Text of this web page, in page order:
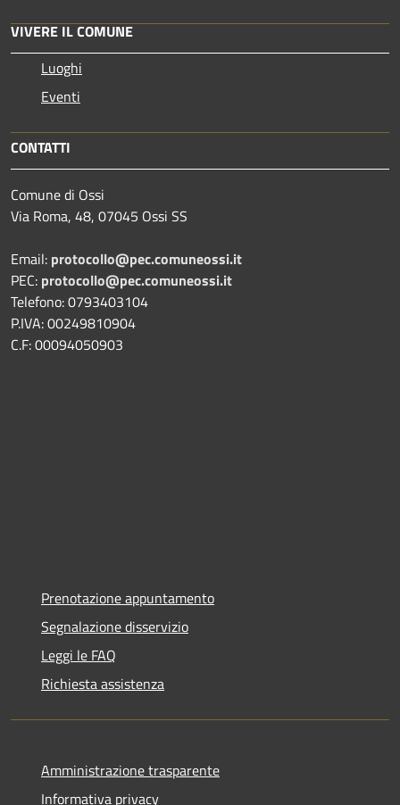
VIVERE IL COMUNE
Luoghi
Eventi
CONTATTI
Comune di Ossi
Via Roma, 48, 07045 Ossi SS
Email: protocollo@pec.comuneossi.it
PEC: protocollo@pec.comuneossi.it
Telefono: 0793403104
P.IVA: 00249810904
C.F: 00094050903
Prenotazione appuntamento
Segnalazione disservizio
Leggi le FAQ
Richiesta assistenza
Amministrazione trasparente
Informativa privacy